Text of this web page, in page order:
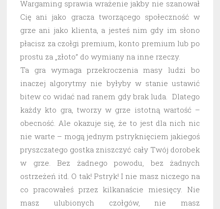
Wargaming sprawia wrażenie jakby nie szanował
Cię ani jako gracza tworzącego społeczność w
grze ani jako klienta, a jesteś nim gdy im słono
płacisz za czołgi premium, konto premium lub po
prostu za „złoto” do wymiany na inne rzeczy.
Ta gra wymaga przekroczenia masy ludzi bo
inaczej algorytmy nie byłyby w stanie ustawić
bitew co widać nad ranem gdy brak luda. Dlatego
każdy kto gra, tworzy w grze istotną wartość –
obecność. Ale okazuje się, że to jest dla nich nic
nie warte – mogą jednym pstryknięciem jakiegoś
pryszczatego gostka zniszczyć cały Twój dorobek
w grze. Bez żadnego powodu, bez żadnych
ostrzeżeń itd. O tak! Pstryk! I nie masz niczego na
co pracowałeś przez kilkanaście miesięcy. Nie
masz ulubionych czołgów, nie masz